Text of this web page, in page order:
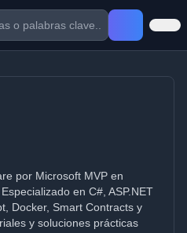
por Microsoft MVP en
en C#, ASP.NET
Docker, Smart Contracts y
y soluciones prácticas